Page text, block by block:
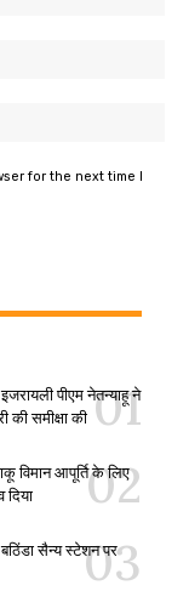
for the next time I
पीएम नेतन्याहू ने
की समीक्षा की
विमान आपूर्ति के लिए
सैन्य स्टेशन पर